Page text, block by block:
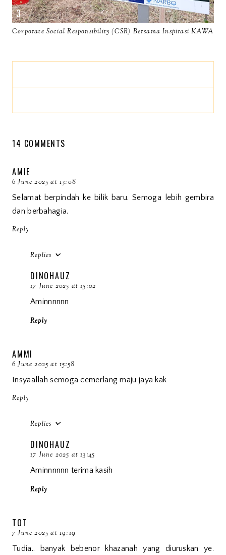
Corporate Social Responsibility (CSR) Bersama Inspirasi KAWA
14 COMMENTS
AMIE
6 June 2025 at 13:08
Selamat berpindah ke bilik baru. Semoga lebih gembira
dan berbahagia.
Reply
Replies
DINOHAUZ
17 June 2025 at 15:02
Aminnnnnn
Reply
AMMI
6 June 2025 at 15:58
Insyaallah semoga cemerlang maju jaya kak
Reply
Replies
DINOHAUZ
17 June 2025 at 13:45
Aminnnnnn terima kasih
Reply
TOT
7 June 2025 at 19:19
Tudia.. banyak bebenor khazanah yang diuruskan ye.